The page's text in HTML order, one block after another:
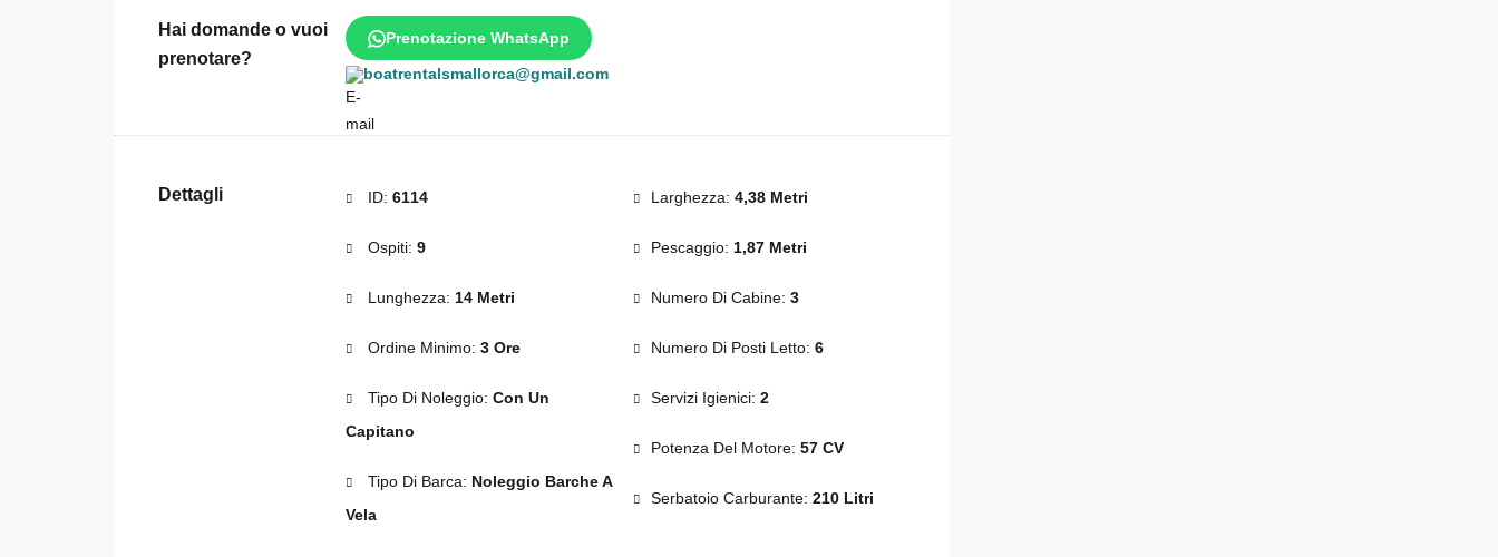
Hai domande o vuoi
prenotare?
Prenotazione WhatsApp
boatrentalsmallorca@gmail.com
Dettagli ID: 6114
Ospiti: 9
Lunghezza: 14 Metri
Ordine Minimo: 3 Ore
Tipo Di Noleggio: Con Un
Capitano
Tipo Di Barca: Noleggio Barche A
Vela
Larghezza: 4,38 Metri
Pescaggio: 1,87 Metri
Numero Di Cabine: 3
Numero Di Posti Letto: 6
Servizi Igienici: 2
Potenza Del Motore: 57 CV
Serbatoio Carburante: 210 Litri